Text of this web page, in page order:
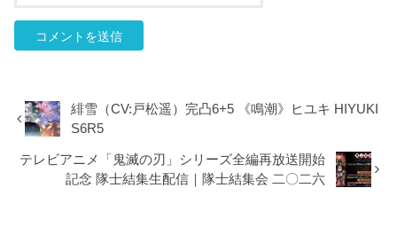
緋雪（CV:戸松遥）完凸6+5 《鳴潮》ヒユキ HIYUKI
S6R5
テレビアニメ「鬼滅の刃」シリーズ全編再放送開始
記念 隊士結集生配信｜隊士結集会 二〇二六